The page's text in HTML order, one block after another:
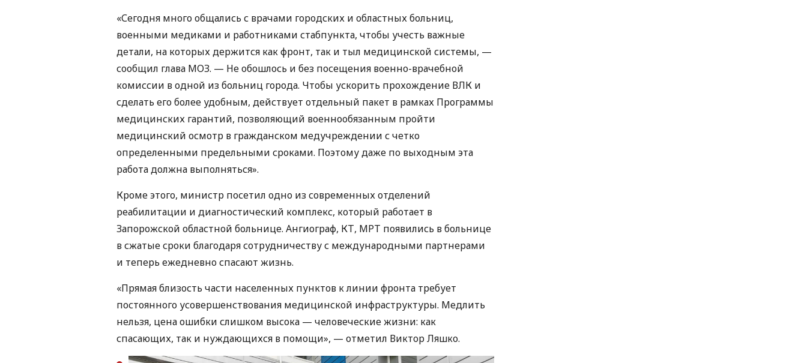
«Сегодня много общались с врачами городских и областных больниц,
военными медиками и работниками стабпункта, чтобы учесть важные
детали, на которых держится как фронт, так и тыл медицинской системы, —
сообщил глава МОЗ. — Не обошлось и без посещения военно-врачебной
комиссии в одной из больниц города. Чтобы ускорить прохождение ВЛК и
сделать его более удобным, действует отдельный пакет в рамках Программы
медицинских гарантий, позволяющий военнообязанным пройти
медицинский осмотр в гражданском медучреждении с четко
определенными предельными сроками. Поэтому даже по выходным эта
работа должна выполняться».
Кроме этого, министр посетил одно из современных отделений
реабилитации и диагностический комплекс, который работает в
Запорожской областной больнице. Ангиограф, КТ, МРТ появились в больнице
в сжатые сроки благодаря сотрудничеству с международными партнерами
и теперь ежедневно спасают жизнь.
«Прямая близость части населенных пунктов к линии фронта требует
постоянного усовершенствования медицинской инфраструктуры. Медлить
нельзя, цена ошибки слишком высока — человеческие жизни: как
спасающих, так и нуждающихся в помощи», — отметил Виктор Ляшко.